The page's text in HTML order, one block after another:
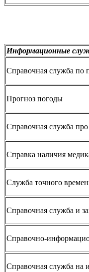
Информационные
Справочная служба по
Прогноз погоды
Справочная служба
Справка наличия
Служба точного
Справочная служба и
Справочно-
Справочная служба на